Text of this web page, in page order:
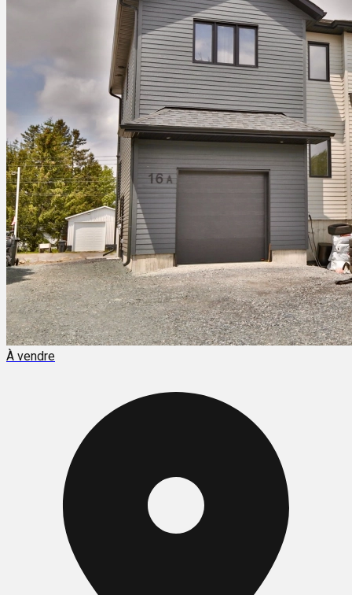
À vendre